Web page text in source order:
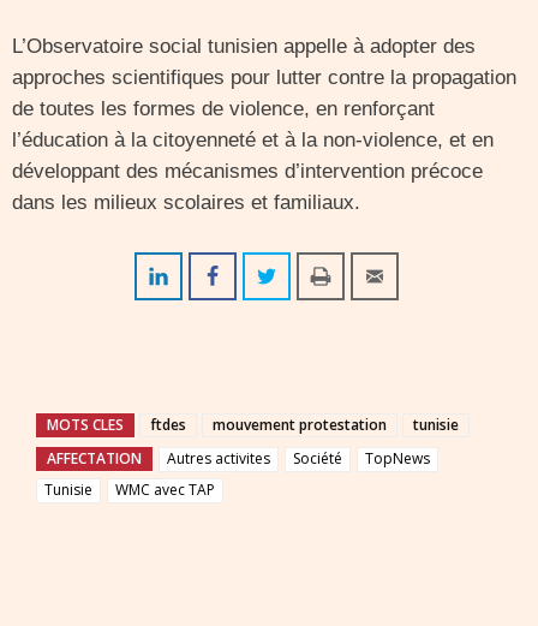
L’Observatoire social tunisien appelle à adopter des
approches scientifiques pour lutter contre la propagation
de toutes les formes de violence, en renforçant
l’éducation à la citoyenneté et à la non-violence, et en
développant des mécanismes d’intervention précoce
dans les milieux scolaires et familiaux.
MOTS CLES ftdes mouvement protestation
tunisie
AFFECTATION
Autres activites Société
TopNews
Tunisie
WMC avec TAP